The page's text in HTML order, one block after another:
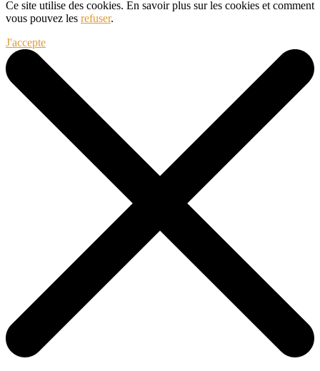
Ce site utilise des cookies. En savoir plus sur les cookies et comment
vous pouvez les refuser.
J'accepte